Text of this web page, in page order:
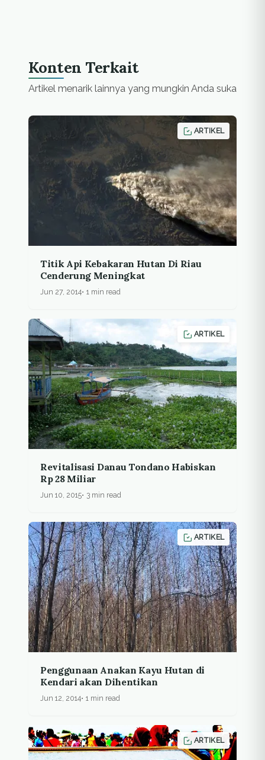
Konten Terkait
Artikel menarik lainnya yang mungkin Anda suka
ARTIKEL
Titik Api Kebakaran Hutan Di Riau
Cenderung Meningkat
Jun 27, 2014 1 min read
ARTIKEL
Revitalisasi Danau Tondano Habiskan
Rp 28 Miliar
Jun 10, 2015 3 min read
ARTIKEL
Penggunaan Anakan Kayu Hutan di
Kendari akan Dihentikan
Jun 12, 2014 1 min read
ARTIKEL